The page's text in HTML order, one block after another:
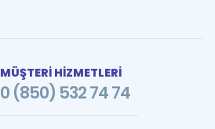
MÜŞTERİ HİZMETLERİ
0 (850) 532 74 74